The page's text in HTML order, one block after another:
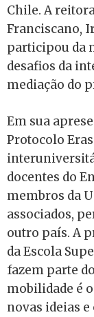
Chile. A
Franciscano,
participou da
desafios da
mediação do
Em sua
Protocolo
docentes do
membros da
associados,
outro país. A
da Escola
fazem parte
mobilidade é
novas ideias